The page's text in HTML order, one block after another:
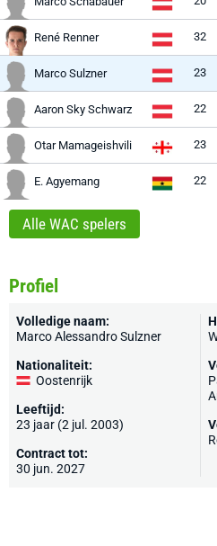
René Renner 32
Marco Sulzner 23
Aaron Sky Schwarz 22
Otar Mamageishvili 23
E. Agyemang 22
Alle WAC spelers
Profiel
Volledige naam:
Marco Alessandro Sulzner
Nationaliteit:
Oostenrijk
Leeftijd:
23 jaar (2 jul. 2003)
Contract tot:
30 jun. 2027